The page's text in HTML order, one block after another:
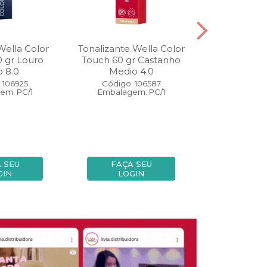
Color
gr Louro
8.0
PC/1
SEU
Tonalizante Wella Color
Touch 60 gr Castanho
Medio 4.0
Código: 106587
Embalagem: PC/1
FAÇA SEU
LOGIN